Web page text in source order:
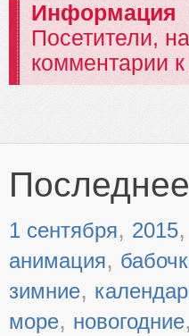
Информация
Посетители,
комментарии
1 сентября, 2015,
анимация,
зимние,
море, новогодние,